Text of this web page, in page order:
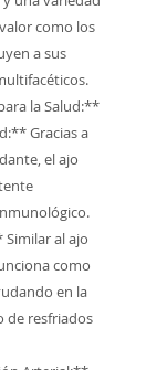
como los
a sus
la Salud:**
Gracias a
el ajo
al ajo
como
en la
de resfriados
Arterial:**